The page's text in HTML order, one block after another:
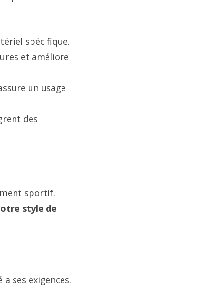
spécifique.
et améliore
un usage
des
sportif.
style de
ses exigences.